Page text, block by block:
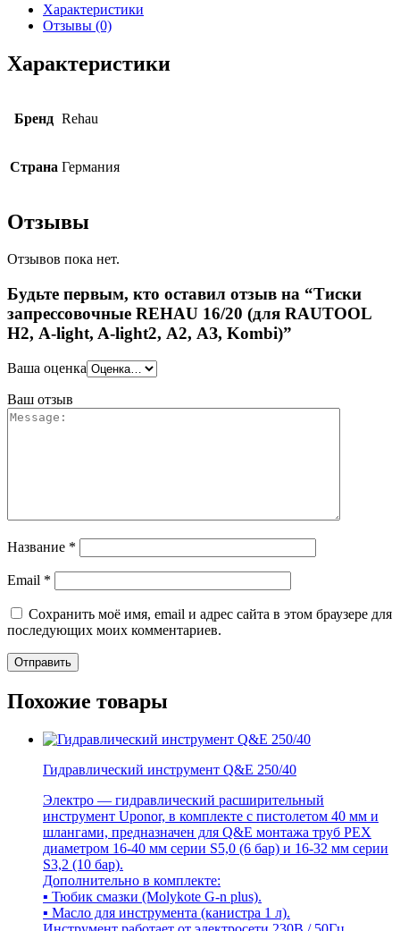
Характеристики
Отзывы (0)
Характеристики
Бренд Rehau
Страна Германия
Отзывы
Отзывов пока нет.
Будьте первым, кто оставил отзыв на “Тиски
запрессовочные REHAU 16/20 (для RAUTOOL
Н2, A-light, A-light2, А2, АЗ, Kombi)”
Ваша оценка
Ваш отзыв
Название *
Email *
Сохранить моё имя, email и адрес сайта в этом браузере для
последующих моих комментариев.
Похожие товары
Гидравлический инструмент Q&E 250/40
Электро — гидравлический расширительный
инструмент Uponor, в комплекте с пистолетом 40 мм и
шлангами, предназначен для Q&E монтажа труб PEX
диаметром 16-40 мм серии S5,0 (6 бар) и 16-32 мм серии
S3,2 (10 бар).
Дополнительно в комплекте:
▪ Тюбик смазки (Molykote G-n plus).
▪ Масло для инструмента (канистра 1 л).